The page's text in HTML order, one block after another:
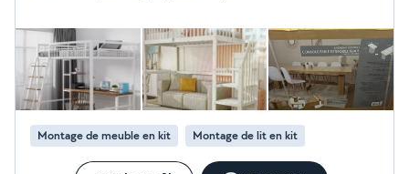
Montage de meuble en kit Montage de lit en kit